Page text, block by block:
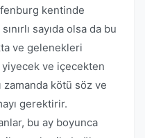
kentinde
sayıda olsa da bu
ve gelenekleri
yiyecek ve içecekten
zamanda kötü söz ve
gerektirir.
bu ay boyunca